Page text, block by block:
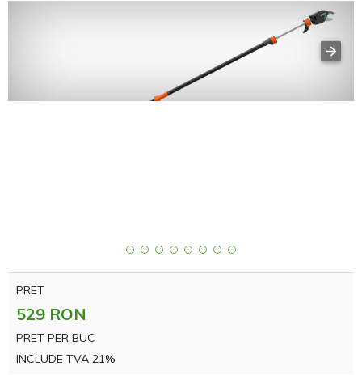
PRET
529 RON
PRET PER BUC
INCLUDE TVA 21%